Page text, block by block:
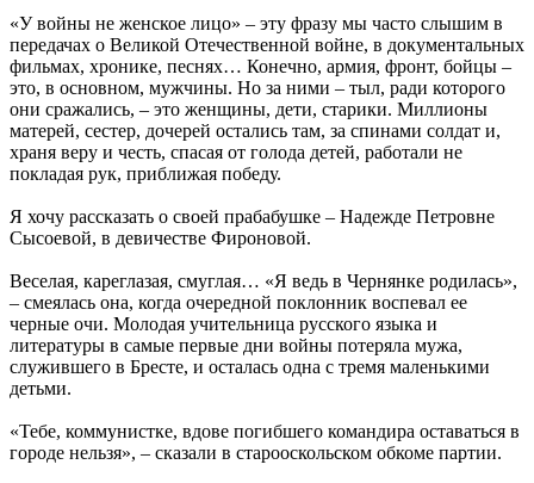
«У войны не женское лицо» – эту фразу мы часто слышим в
передачах о Великой Отечественной войне, в документальных
фильмах, хронике, песнях… Конечно, армия, фронт, бойцы –
это, в основном, мужчины. Но за ними – тыл, ради которого
они сражались, – это женщины, дети, старики. Миллионы
матерей, сестер, дочерей остались там, за спинами солдат и,
храня веру и честь, спасая от голода детей, работали не
покладая рук, приближая победу.
Я хочу рассказать о своей прабабушке – Надежде Петровне
Сысоевой, в девичестве Фироновой.
Веселая, кареглазая, смуглая… «Я ведь в Чернянке родилась»,
– смеялась она, когда очередной поклонник воспевал ее
черные очи. Молодая учительница русского языка и
литературы в самые первые дни войны потеряла мужа,
служившего в Бресте, и осталась одна с тремя маленькими
детьми.
«Тебе, коммунистке, вдове погибшего командира оставаться в
городе нельзя», – сказали в старооскольском обкоме партии.